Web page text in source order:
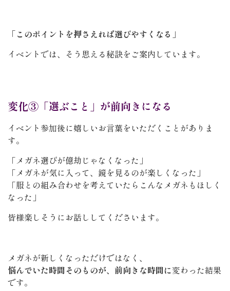
「このポイントを押さえれば選びやすくなる」
イベントでは、そう思える秘訣をご案内しています。
変化③「選ぶこと」が前向きになる
イベント参加後に嬉しいお言葉をいただくことがありま
す。
「メガネ選びが億劫じゃなくなった」
「メガネが気に入って、鏡を見るのが楽しくなった」
「服との組み合わせを考えていたらこんなメガネもほしく
なった」
皆様楽しそうにお話ししてくださいます。
メガネが新しくなっただけではなく、
悩んでいた時間そのものが、前向きな時間に変わった結果
です。